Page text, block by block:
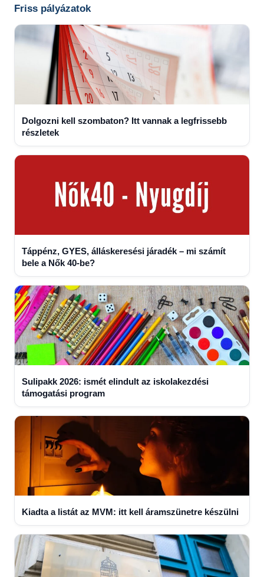
Friss pályázatok
Dolgozni kell szombaton? Itt vannak a legfrissebb
részletek
Táppénz, GYES, álláskeresési járadék – mi számít
bele a Nők 40-be?
Sulipakk 2026: ismét elindult az iskolakezdési
támogatási program
Kiadta a listát az MVM: itt kell áramszünetre készülni